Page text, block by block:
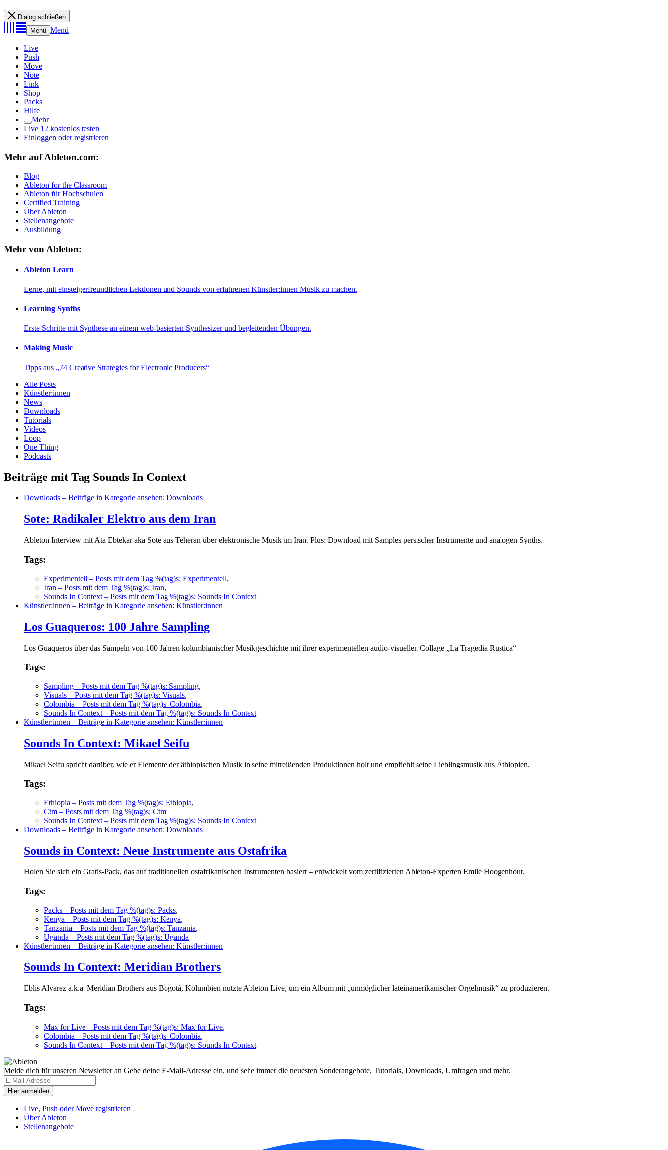
Dialog schließen
Menü Menü
Live
Push
Move
Note
Link
Shop
Packs
Hilfe
Mehr
Live 12 kostenlos testen
Einloggen oder registrieren
Mehr auf Ableton.com:
Blog
Ableton for the Classroom
Ableton für Hochschulen
Certified Training
Über Ableton
Stellenangebote
Ausbildung
Mehr von Ableton:
Ableton Learn
Lerne, mit einsteigerfreundlichen Lektionen und Sounds von erfahrenen Künstler:innen Musik zu machen.
Learning Synths
Erste Schritte mit Synthese an einem web-basierten Synthesizer und begleitenden Übungen.
Making Music
Tipps aus „74 Creative Strategies for Electronic Producers“
Alle Posts
Künstler:innen
News
Downloads
Tutorials
Videos
Loop
One Thing
Podcasts
Beiträge mit Tag Sounds In Context
Downloads – Beiträge in Kategorie ansehen: Downloads
Sote: Radikaler Elektro aus dem Iran
Ableton Interview mit Ata Ebtekar aka Sote aus Teheran über elektronische Musik im Iran. Plus: Download mit Samples persischer Instrumente und analogen Synths.
Tags:
Experimentell – Posts mit dem Tag %(tag)s: Experimentell,
Iran – Posts mit dem Tag %(tag)s: Iran,
Sounds In Context – Posts mit dem Tag %(tag)s: Sounds In Context
Künstler:innen – Beiträge in Kategorie ansehen: Künstler:innen
Los Guaqueros: 100 Jahre Sampling
Los Guaqueros über das Sampeln von 100 Jahren kolumbianischer Musikgeschichte mit ihrer experimentellen audio-visuellen Collage „La Tragedia Rustica“
Tags:
Sampling – Posts mit dem Tag %(tag)s: Sampling,
Visuals – Posts mit dem Tag %(tag)s: Visuals,
Colombia – Posts mit dem Tag %(tag)s: Colombia,
Sounds In Context – Posts mit dem Tag %(tag)s: Sounds In Context
Künstler:innen – Beiträge in Kategorie ansehen: Künstler:innen
Sounds In Context: Mikael Seifu
Mikael Seifu spricht darüber, wie er Elemente der äthiopischen Musik in seine mitreißenden Produktionen holt und empfiehlt seine Lieblingsmusik aus Äthiopien.
Tags:
Ethiopia – Posts mit dem Tag %(tag)s: Ethiopia,
Ctm – Posts mit dem Tag %(tag)s: Ctm,
Sounds In Context – Posts mit dem Tag %(tag)s: Sounds In Context
Downloads – Beiträge in Kategorie ansehen: Downloads
Sounds in Context: Neue Instrumente aus Ostafrika
Holen Sie sich ein Gratis-Pack, das auf traditionellen ostafrikanischen Instrumenten basiert – entwickelt vom zertifizierten Ableton-Experten Emile Hoogenhout.
Tags:
Packs – Posts mit dem Tag %(tag)s: Packs,
Kenya – Posts mit dem Tag %(tag)s: Kenya,
Tanzania – Posts mit dem Tag %(tag)s: Tanzania,
Uganda – Posts mit dem Tag %(tag)s: Uganda
Künstler:innen – Beiträge in Kategorie ansehen: Künstler:innen
Sounds In Context: Meridian Brothers
Eblis Alvarez a.k.a. Meridian Brothers aus Bogotá, Kolumbien nutzte Ableton Live, um ein Album mit „unmöglicher lateinamerikanischer Orgelmusik“ zu produzieren.
Tags:
Max for Live – Posts mit dem Tag %(tag)s: Max for Live,
Colombia – Posts mit dem Tag %(tag)s: Colombia,
Sounds In Context – Posts mit dem Tag %(tag)s: Sounds In Context
Melde dich für unseren Newsletter an Gebe deine E-Mail-Adresse ein, und sehe immer die neuesten Sonderangebote, Tutorials, Downloads, Umfragen und mehr.
Live, Push oder Move registrieren
Über Ableton
Stellenangebote